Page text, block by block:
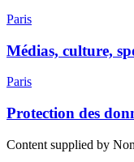
Paris
Médias, culture,
Paris
Protection des
Content supplied by